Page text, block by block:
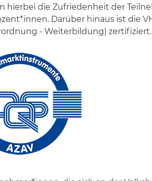
hierbei die Zufriedenheit der
Darüber hinaus ist die
- Weiterbildung) zertifiziert.